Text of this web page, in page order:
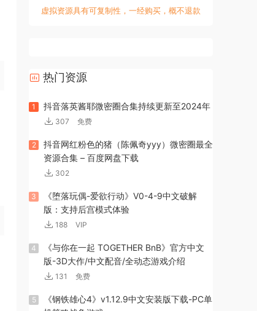
虚拟资源具有可复制性，一经购买，概不退款
热门资源
1 抖音落英酱耶微密圈合集持续更新至2024年
307 免费
2
抖音网红粉色的猪（陈佩奇yyy）微密圈最全
资源合集 – 百度网盘下载
302
3
《堕落玩偶-爱欲行动》V0-4-9中文破解
版：支持后宫模式体验
188 VIP
4
《与你在一起 TOGETHER BnB》官方中文
版-3D大作/中文配音/全动态游戏介绍
131 免费
5
《钢铁雄心4》v1.12.9中文安装版下载-PC单